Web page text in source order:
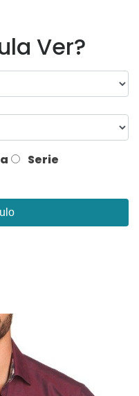
Ver?
Serie